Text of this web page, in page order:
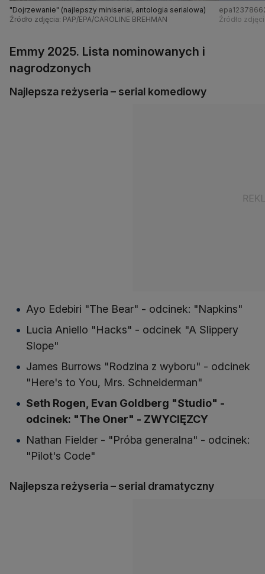
"Dojrzewanie" (najlepszy miniserial, antologia serialowa)
Źródło zdjęcia: PAP/EPA/CAROLINE BREHMAN
Źródło
Emmy 2025. Lista nominowanych i
nagrodzonych
Najlepsza reżyseria – serial komediowy
Ayo Edebiri "The Bear" - odcinek: "Napkins"
Lucia Aniello "Hacks" - odcinek "A Slippery
Slope"
James Burrows "Rodzina z wyboru" - odcinek
"Here's to You, Mrs. Schneiderman"
Seth Rogen, Evan Goldberg "Studio" -
odcinek: "The Oner" - ZWYCIĘZCY
Nathan Fielder - "Próba generalna" - odcinek:
"Pilot's Code"
Najlepsza reżyseria – serial dramatyczny